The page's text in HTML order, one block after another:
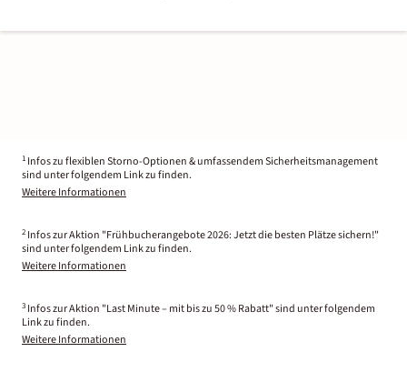
1 Infos zu flexiblen Storno-Optionen & umfassendem Sicherheitsmanagement
sind unter folgendem Link zu finden.
Weitere Informationen
2 Infos zur Aktion "Frühbucherangebote 2026: Jetzt die besten Plätze sichern!"
sind unter folgendem Link zu finden.
Weitere Informationen
3 Infos zur Aktion "Last Minute – mit bis zu 50 % Rabatt" sind unter folgendem
Link zu finden.
Weitere Informationen